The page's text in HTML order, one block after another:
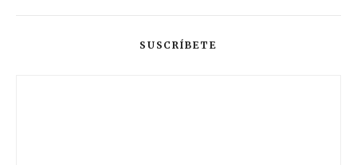
SUSCRÍBETE